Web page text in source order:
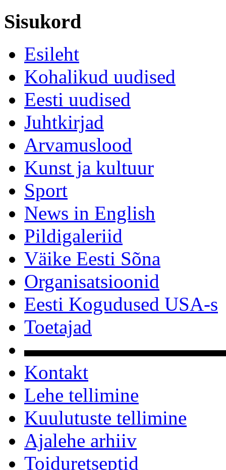
Sisukord
Esileht
Kohalikud uudised
Eesti uudised
Juhtkirjad
Arvamuslood
Kunst ja kultuur
Sport
News in English
Pildigaleriid
Väike Eesti Sõna
Organisatsioonid
Eesti Kogudused USA-s
Toetajad
Kontakt
Lehe tellimine
Kuulutuste tellimine
Ajalehe arhiiv
Toiduretseptid